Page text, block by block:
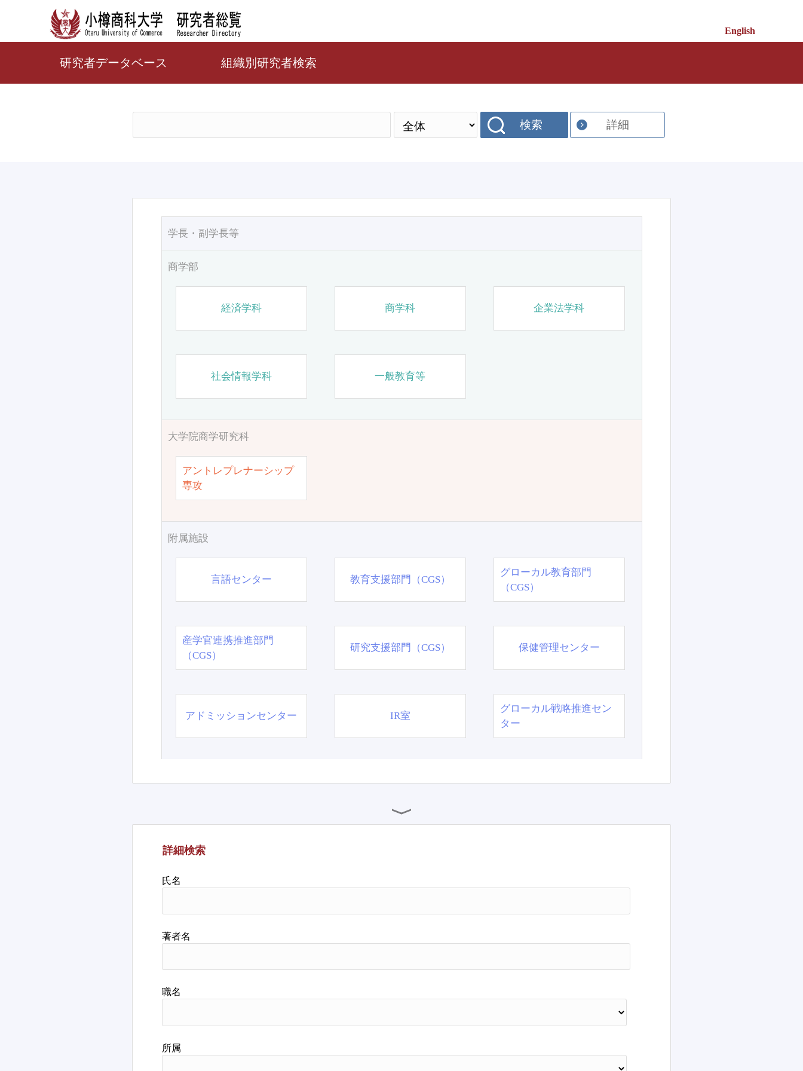
English
研究者データベース 組織別研究者検索
検索 詳細
学長・副学長等
商学部
経済学科 商学科 企業法学科
社会情報学科 一般教育等
大学院商学研究科
アントレプレナーシップ
専攻
附属施設
言語センター 教育支援部門（CGS）
グローカル教育部門
（CGS）
産学官連携推進部門
（CGS）
研究支援部門（CGS） 保健管理センター
アドミッションセンター IR室
グローカル戦略推進セン
ター
詳細検索
氏名
著者名
職名
所属